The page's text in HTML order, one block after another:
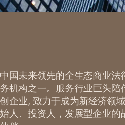
中国未来领先的全生态商业法
务机构之一。服务行业巨头陪
创企业, 致力于成为新经济领
始人、投资人，发展型企业的